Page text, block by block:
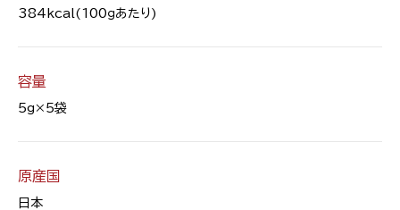
384kcal(100ｇあたり)
容量
5g×5袋
原産国
日本